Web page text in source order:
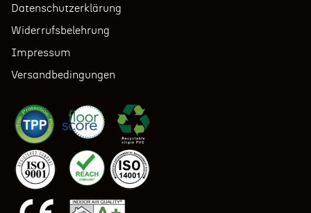
Datenschutzerklärung
Widerrufsbelehrung
Impressum
Versandbedingungen